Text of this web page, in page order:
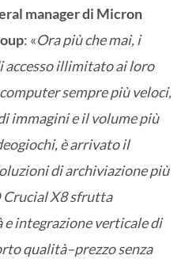
manager di Micron
: «Ora più che mai, i
accesso illimitato ai loro
sempre più veloci,
immagini e il volume più
è arrivato il
di archiviazione più
Crucial X8 sfrutta
e integrazione verticale di
qualità–prezzo senza